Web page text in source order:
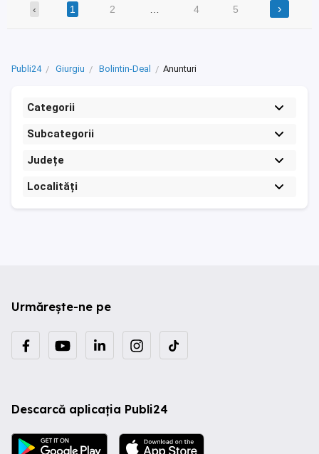
‹ 1 2 4 5 ›
Publi24 Giurgiu Bolintin-Deal Anunturi
Categorii
Subcategorii
Județe
Localități
Urmărește-ne pe
Descarcă aplicația Publi24